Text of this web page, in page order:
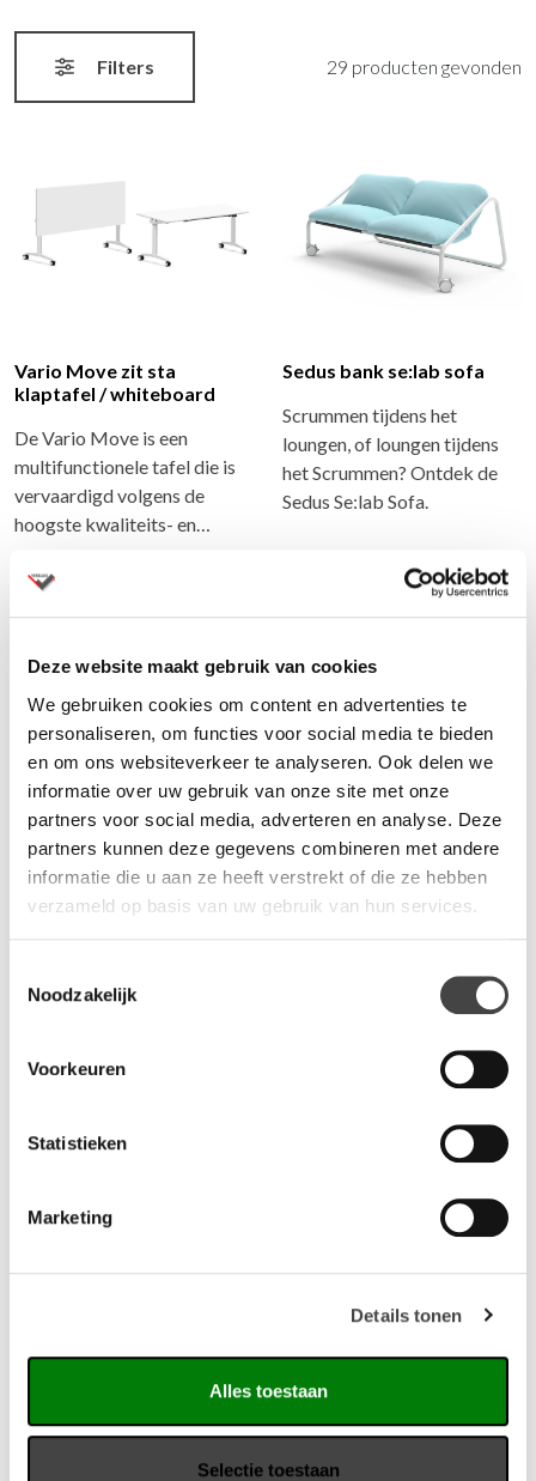
Deze website maakt gebruik van cookies
We gebruiken cookies om content en advertenties te
personaliseren, om functies voor social media te bieden
en om ons websiteverkeer te analyseren. Ook delen we
informatie over uw gebruik van onze site met onze
partners voor social media, adverteren en analyse. Deze
partners kunnen deze gegevens combineren met andere
informatie die u aan ze heeft verstrekt of die ze hebben
verzameld op basis van uw gebruik van hun services.
Noodzakelijk
Voorkeuren
Statistieken
Marketing
Details tonen
Alles toestaan
Selectie toestaan
Filters 29 producten gevonden
Vario Move zit sta
klaptafel / whiteboard
De Vario Move is een
multifunctionele tafel die is
vervaardigd volgens de
hoogste kwaliteits- en…
Sedus bank se:lab sofa
Scrummen tijdens het
loungen, of loungen tijdens
het Scrummen? Ontdek de
Sedus Se:lab Sofa.
Sedus kruk se:lab Hopper
Sedus Se:Lab Hopper is een
kruk die voorziet in flexibele
Sedus tafel Se:lab Fold
Sedus Se:lab Fold komt uit de
Se:lab collectie. Een tafel om
overleg.
whiteboardhouder
Sedus Se:lab Rack is het
mobiele whiteboard voor
creatieve denkers. Scrummen